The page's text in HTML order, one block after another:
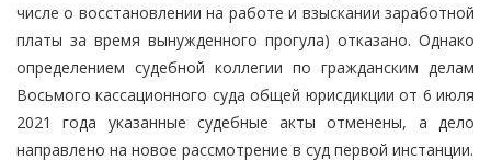
числе о восстановлении на работе и взыскании заработной
платы за время вынужденного прогула) отказано. Однако
определением судебной коллегии по гражданским делам
Восьмого кассационного суда общей юрисдикции от 6 июля
2021 года указанные судебные акты отменены, а дело
направлено на новое рассмотрение в суд первой инстанции.